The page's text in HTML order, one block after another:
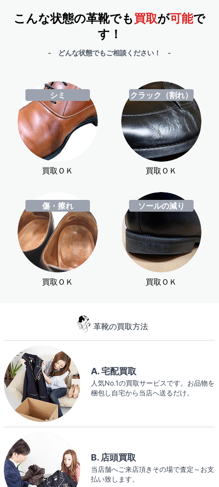
こんな状態の革靴でも買取が可能で
す！
- どんな状態でもご相談ください！ -
シミ
買取ＯＫ
クラック（割れ）
買取ＯＫ
傷・擦れ
買取ＯＫ
ソールの減り
買取ＯＫ
革靴の買取方法
A. 宅配買取
人気No.1の買取サービスです。お品物を
梱包し自宅から当店へ送るだけ。
B. 店頭買取
当店舗へご来店頂きその場で査定～お支
払い致します。